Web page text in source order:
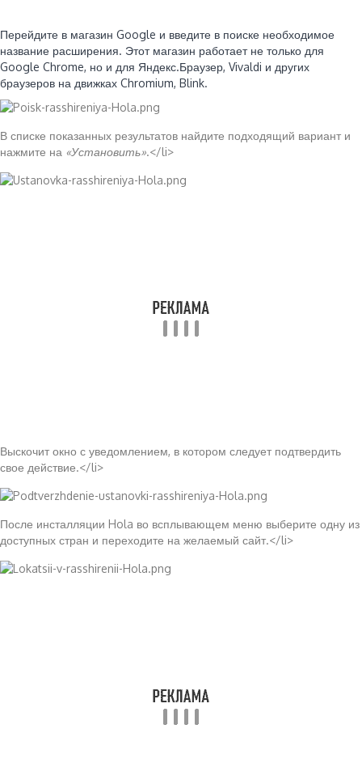
Перейдите в магазин Google и введите в поиске необходимое
название расширения. Этот магазин работает не только для
Google Chrome, но и для Яндекс.Браузер, Vivaldi и других
браузеров на движках Chromium, Blink.
В списке показанных результатов найдите подходящий вариант и
нажмите на «Установить».</li>
Выскочит окно с уведомлением, в котором следует подтвердить
свое действие.</li>
После инсталляции Hola во всплывающем меню выберите одну из
доступных стран и переходите на желаемый сайт.</li>